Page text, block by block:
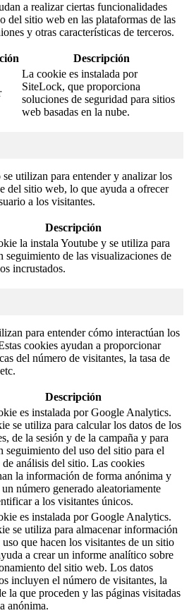
a realizar ciertas funcionalidades
del sitio web en las plataformas de las
y otras características de terceros.
Descripción
La cookie es instalada por
SiteLock, que proporciona
soluciones de seguridad para sitios
web basadas en la nube.
utilizan para entender y analizar los
del sitio web, lo que ayuda a ofrecer
a los visitantes.
Descripción
la instala Youtube y se utiliza para
seguimiento de las visualizaciones de
incrustados.
para entender cómo interactúan los
cookies ayudan a proporcionar
del número de visitantes, la tasa de
Descripción
es instalada por Google Analytics.
se utiliza para calcular los datos de los
de la sesión y de la campaña y para
seguimiento del uso del sitio para el
análisis del sitio. Las cookies
la información de forma anónima y
número generado aleatoriamente
a los visitantes únicos.
es instalada por Google Analytics.
se utiliza para almacenar información
uso que hacen los visitantes de un sitio
a crear un informe analítico sobre
del sitio web. Los datos
incluyen el número de visitantes, la
la que proceden y las páginas visitadas
anónima.